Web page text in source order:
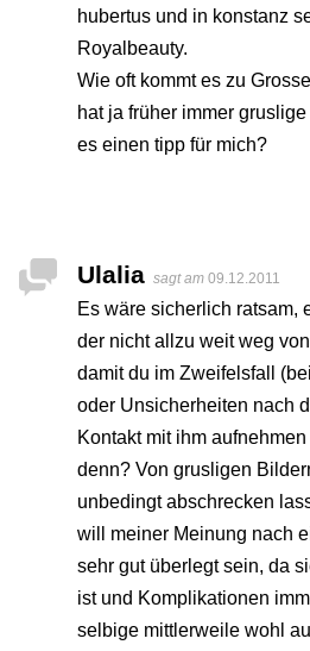
hubertus und in konstanz
Royalbeauty.
Wie oft kommt es zu
hat ja früher immer
es einen tipp für mich?
Ulalia sagt am 09.12.2011
Es wäre sicherlich ratsam,
der nicht allzu weit weg
damit du im Zweifelsfall
oder Unsicherheiten nach
Kontakt mit ihm
denn? Von grusligen
unbedingt abschrecken
will meiner Meinung nach
sehr gut überlegt sein, da
ist und Komplikationen
selbige mittlerweile wohl